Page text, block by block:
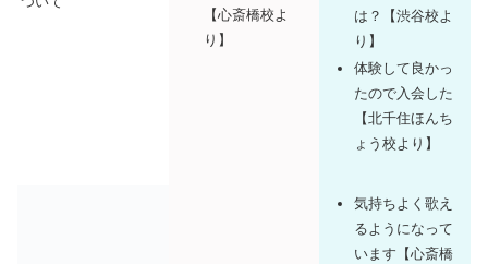
【心斎橋校よ
り】
は？【渋谷校よ
り】
体験して良かっ
たので入会した
【北千住ほんち
ょう校より】
気持ちよく歌え
るようになって
います【心斎橋